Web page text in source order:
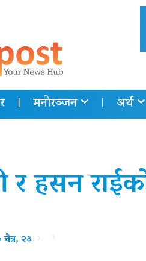
मनोरञ्जन अर्थ
हसन
२३